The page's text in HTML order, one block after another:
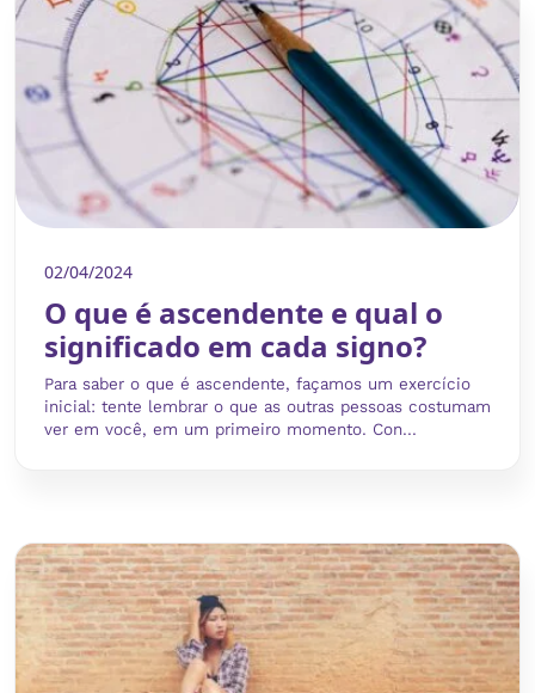
02/04/2024
O que é ascendente e qual o
significado em cada signo?
Para saber o que é ascendente, façamos um exercício
inicial: tente lembrar o que as outras pessoas costumam
ver em você, em um primeiro momento. Con...